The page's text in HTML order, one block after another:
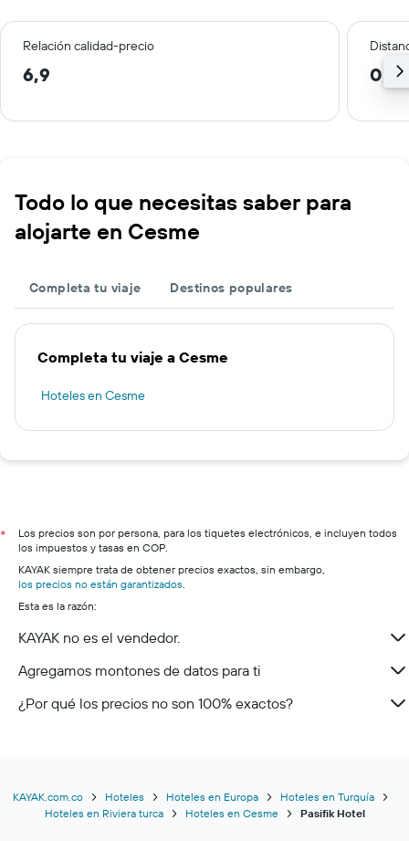
Relación calidad-precio
6,9 0,8
Todo lo que necesitas saber para
alojarte en Cesme
Completa tu viaje Destinos populares
Completa tu viaje a Cesme
Hoteles en Cesme
*
Los precios son por persona, para los tiquetes electrónicos, e incluyen todos
los impuestos y tasas en COP.
KAYAK siempre trata de obtener precios exactos, sin embargo,
los precios no están garantizados.
Esta es la razón:
KAYAK no es el vendedor.
Agregamos montones de datos para ti
¿Por qué los precios no son 100% exactos?
KAYAK.com.co Hoteles Hoteles en Europa
Hoteles en Turquía
Hoteles en Riviera turca
Hoteles en Cesme Pasifik Hotel